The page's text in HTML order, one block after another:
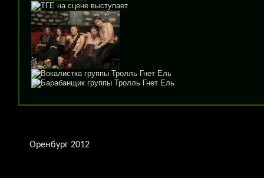
Оренбург 2012